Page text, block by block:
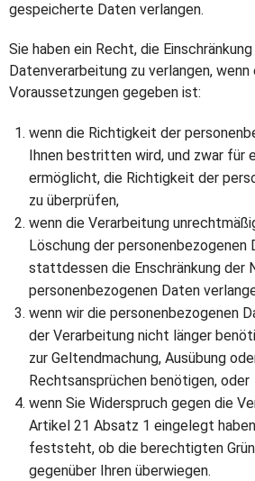
gespeicherte Daten verlangen.
Sie haben ein Recht, die
Datenverarbeitung zu verlangen,
Voraussetzungen gegeben ist:
wenn die Richtigkeit der
Ihnen bestritten wird, und zwar für
ermöglicht, die Richtigkeit der
zu überprüfen,
wenn die Verarbeitung
Löschung der personenbezogenen
stattdessen die Enschränkung der
personenbezogenen Daten
wenn wir die personenbezogenen
der Verarbeitung nicht länger
zur Geltendmachung, Ausübung
Rechtsansprüchen benötigen, oder
wenn Sie Widerspruch gegen die
Artikel 21 Absatz 1 eingelegt
feststeht, ob die berechtigten
gegenüber Ihren überwiegen.